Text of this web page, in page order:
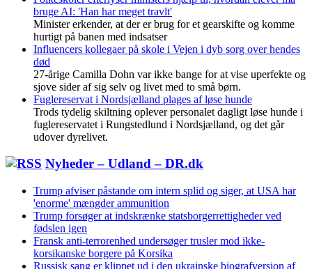
bruge AI: 'Han har meget travlt'
Minister erkender, at der er brug for et gearskifte og komme
hurtigt på banen med indsatser
Influencers kollegaer på skole i Vejen i dyb sorg over hendes
død
27-årige Camilla Dohn var ikke bange for at vise uperfekte og
sjove sider af sig selv og livet med to små børn.
Fuglereservat i Nordsjælland plages af løse hunde
Trods tydelig skiltning oplever personalet dagligt løse hunde i
fuglereservatet i Rungstedlund i Nordsjælland, og det går
udover dyrelivet.
Nyheder – Udland – DR.dk
Trump afviser påstande om intern splid og siger, at USA har
'enorme' mængder ammunition
Trump forsøger at indskrænke statsborgerrettigheder ved
fødslen igen
Fransk anti-terrorenhed undersøger trusler mod ikke-
korsikanske borgere på Korsika
Russisk sang er klippet ud i den ukrainske biografversion af